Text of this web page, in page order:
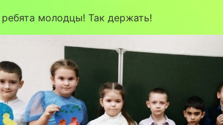
ребята молодцы! Так держать!